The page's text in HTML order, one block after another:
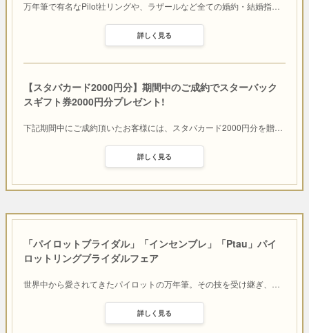
万年筆で有名なPilot社リングや、ラザールなど全ての婚約・結婚指…
詳しく見る
【スタバカード2000円分】期間中のご成約でスターバック
スギフト券2000円分プレゼント!
下記期間中にご成約頂いたお客様には、スタバカード2000円分を贈…
詳しく見る
「パイロットブライダル」「インセンブレ」「Ptau」パイ
ロットリングブライダルフェア
世界中から愛されてきたパイロットの万年筆。その技を受け継ぎ、 …
詳しく見る